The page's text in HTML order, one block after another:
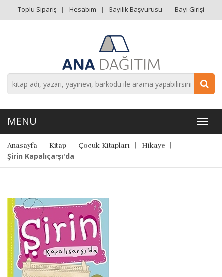
Toplu Sipariş Hesabım Bayilik Başvurusu Bayi Girişi
Anasayfa Kitap Çocuk Kitapları Hikaye
Şirin Kapalıçarşı'da